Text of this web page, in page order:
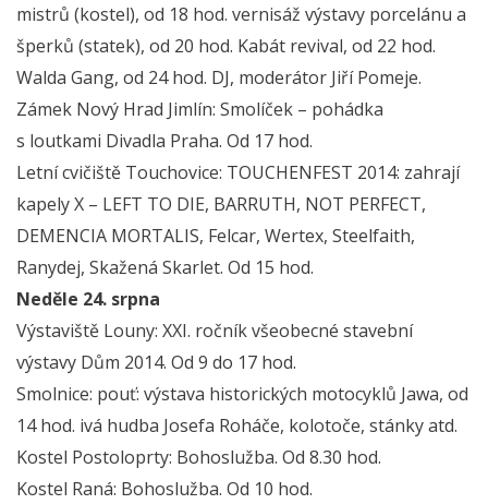
mistrů (kostel), od 18 hod. vernisáž výstavy porcelánu a
šperků (statek), od 20 hod. Kabát revival, od 22 hod.
Walda Gang, od 24 hod. DJ, moderátor Jiří Pomeje.
Zámek Nový Hrad Jimlín: Smolíček – pohádka
s loutkami Divadla Praha. Od 17 hod.
Letní cvičiště Touchovice: TOUCHENFEST 2014: zahrají
kapely X – LEFT TO DIE, BARRUTH, NOT PERFECT,
DEMENCIA MORTALIS, Felcar, Wertex, Steelfaith,
Ranydej, Skažená Skarlet. Od 15 hod.
Neděle 24. srpna
Výstaviště Louny: XXI. ročník všeobecné stavební
výstavy Dům 2014. Od 9 do 17 hod.
Smolnice: pouť: výstava historických motocyklů Jawa, od
14 hod. ivá hudba Josefa Roháče, kolotoče, stánky atd.
Kostel Postoloprty: Bohoslužba. Od 8.30 hod.
Kostel Raná: Bohoslužba. Od 10 hod.